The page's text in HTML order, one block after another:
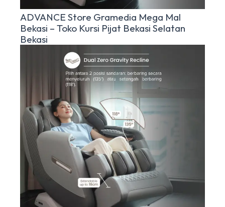
ADVANCE Store Gramedia Mega Mal
Bekasi – Toko Kursi Pijat Bekasi Selatan
Bekasi